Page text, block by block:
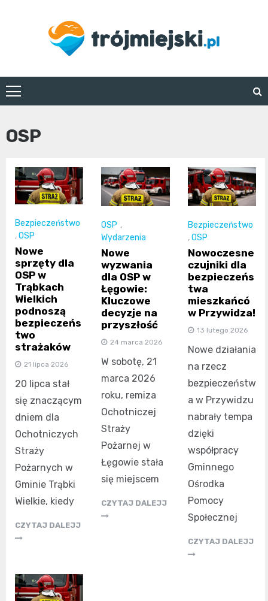
trojmiejski.pl
OSP
Bezpieczeństwo
,OSP
Nowe
sprzęty dla
OSP w
Trąbkach
Wielkich
podnoszą
bezpieczeńs
two
strażaków
21 lipca 2026
20 lipca stał
się znaczącym
dniem dla
Ochotniczych
Straży
Pożarnych w
Gminie Trąbki
Wielkie, kiedy
CZYTAJ DALEJJ
OSP ,
Wydarzenia
Nowe
wyzwania
dla OSP w
Łęgowie:
Kluczowe
decyzje na
przyszłość
24 marca 2026
W sobotę, 21
marca 2026
roku, remiza
Ochotniczej
Straży
Pożarnej w
Łęgowie stała
się miejscem
CZYTAJ DALEJJ
Bezpieczeństwo
,OSP
Nowoczesne
czujniki dla
bezpieczeńs
twa
mieszkańcó
w Przywidza!
13 lutego 2026
Nowe działania
na rzecz
bezpieczeństw
a w Przywidzu
nabrały tempa
dzięki
współpracy
Gminnego
Ośrodka
Pomocy
Społecznej
CZYTAJ DALEJJ